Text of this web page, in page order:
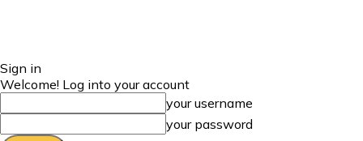
Sign in
Welcome! Log into your account
your username
your password